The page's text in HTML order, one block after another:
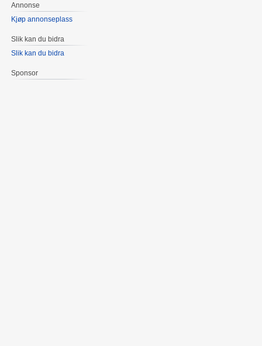
Annonse
Kjøp annonseplass
Slik kan du bidra
Slik kan du bidra
Sponsor